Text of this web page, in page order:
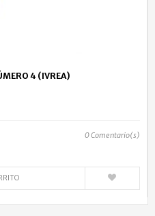
4 (IVREA)
0Comentario(s)